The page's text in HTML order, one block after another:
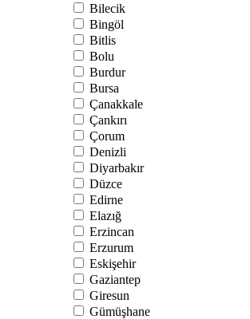
Bilecik
Bingöl
Bitlis
Bolu
Burdur
Bursa
Çanakkale
Çankırı
Çorum
Denizli
Diyarbakır
Düzce
Edirne
Elazığ
Erzincan
Erzurum
Eskişehir
Gaziantep
Giresun
Gümüşhane